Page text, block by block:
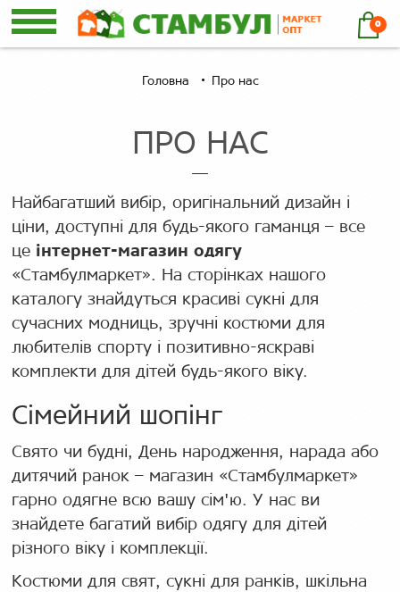
0
Головна Про нас
ПРО НАС
Найбагатший вибір, оригінальний дизайн і
ціни, доступні для будь-якого гаманця – все
це інтернет-магазин одягу
«Стамбулмаркет». На сторінках нашого
каталогу знайдуться красиві сукні для
сучасних модниць, зручні костюми для
любителів спорту і позитивно-яскраві
комплекти для дітей будь-якого віку.
Сімейний шопінг
Свято чи будні, День народження, нарада або
дитячий ранок – магазин «Стамбулмаркет»
гарно одягне всю вашу сім'ю. У нас ви
знайдете багатий вибір одягу для дітей
різного віку і комплекції.
Костюми для свят, сукні для ранків, шкільна